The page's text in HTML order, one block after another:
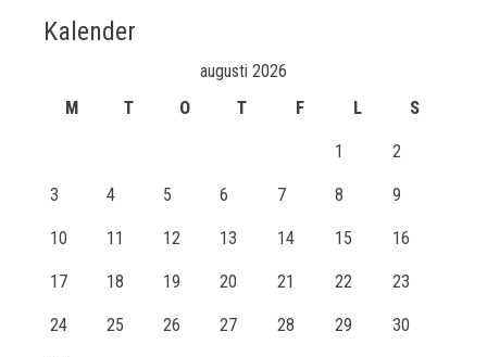
Kalender
augusti 2026
M
T O T F L S
1 2
3 4 5 6 7 8 9
10 11 12 13 14 15 16
17 18 19 20 21 22 23
24 25 26 27 28 29 30